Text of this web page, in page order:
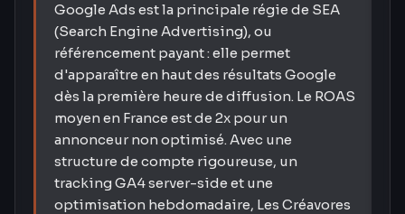
Google Ads est la principale régie de SEA
(Search Engine Advertising), ou
référencement payant : elle permet
d'apparaître en haut des résultats Google
dès la première heure de diffusion. Le ROAS
moyen en France est de 2x pour un
annonceur non optimisé. Avec une
structure de compte rigoureuse, un
tracking GA4 server-side et une
optimisation hebdomadaire, Les Créavores